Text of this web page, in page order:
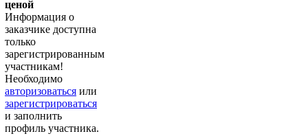
ценой
Информация о
заказчике доступна
только
зарегистрированным
участникам!
Необходимо
авторизоваться или
зарегистрироваться
и заполнить
профиль участника.